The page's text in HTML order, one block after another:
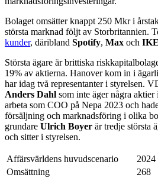
Bolaget omsätter knappt 250 Mkr i
största marknad följt av Storbritannien.
kunder, däribland Spotify, Max och
Största ägare är brittiska
19% av aktierna. Hanover kom in i
har idag två representanter i styrelsen.
Anders Dahl som inte äger några aktier
arbeta som COO på Nepa 2023 och
försäljning och marknadsföring i olika
grundare Ulrich Boyer är tredje största
och sitter i styrelsen.
Affärsvärldens huvudscenario 2024
Omsättning
268